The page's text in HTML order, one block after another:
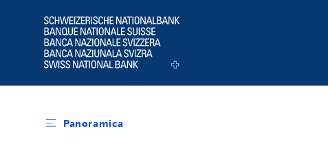
Logo
Panoramica